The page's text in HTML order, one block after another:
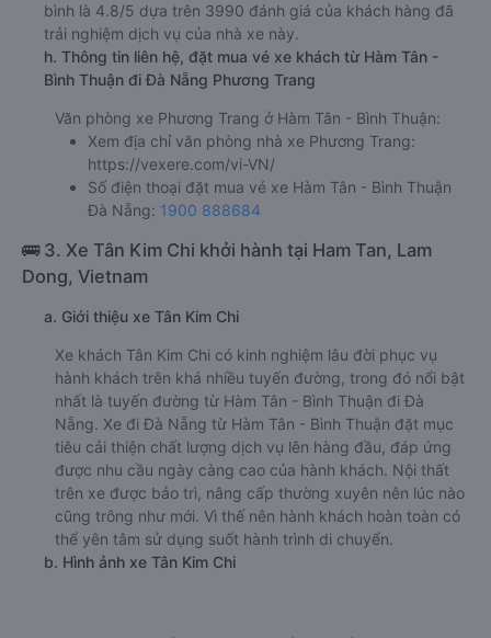
bình là 4.8/5 dựa trên 3990 đánh giá của khách hàng đã
trải nghiệm dịch vụ của nhà xe này.
h. Thông tin liên hệ, đặt mua vé xe khách từ Hàm Tân -
Bình Thuận đi Đà Nẵng Phương Trang
Văn phòng xe Phương Trang ở Hàm Tân - Bình Thuận:
Xem địa chỉ văn phòng nhà xe Phương Trang:
https://vexere.com/vi-VN/
Số điện thoại đặt mua vé xe Hàm Tân - Bình Thuận
Đà Nẵng: 1900 888684
🚌 3. Xe Tân Kim Chi khởi hành tại Ham Tan, Lam
Dong, Vietnam
a. Giới thiệu xe Tân Kim Chi
Xe khách Tân Kim Chi có kinh nghiệm lâu đời phục vụ
hành khách trên khá nhiều tuyến đường, trong đó nổi bật
nhất là tuyến đường từ Hàm Tân - Bình Thuận đi Đà
Nẵng. Xe đi Đà Nẵng từ Hàm Tân - Bình Thuận đặt mục
tiêu cải thiện chất lượng dịch vụ lên hàng đầu, đáp ứng
được nhu cầu ngày càng cao của hành khách. Nội thất
trên xe được bảo trì, nâng cấp thường xuyên nên lúc nào
cũng trông như mới. Vì thế nên hành khách hoàn toàn có
thể yên tâm sử dụng suốt hành trình di chuyển.
b. Hình ảnh xe Tân Kim Chi